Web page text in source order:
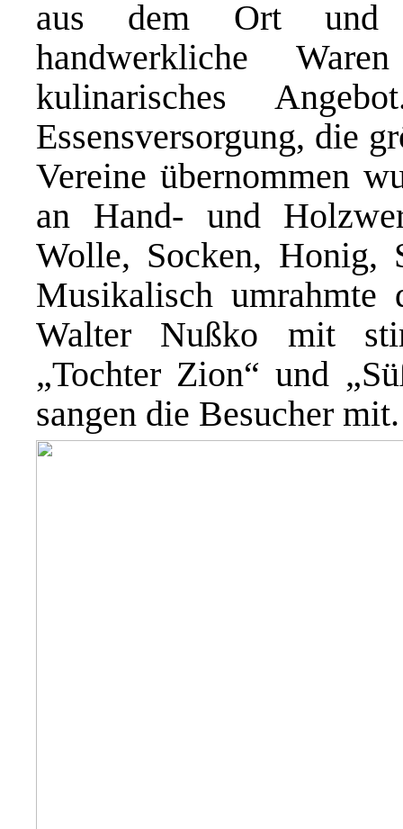
aus dem Ort und
handwerkliche
kulinarisches
Essensversorgung, die
Vereine übernommen
an Hand- und
Wolle, Socken, Honig,
Musikalisch
Walter Nußko mit
„Tochter Zion“ und
sangen die Besucher mit.